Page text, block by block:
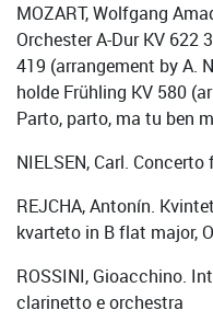
MOZART, Wolfgang
Orchester A-Dur KV 622
419 (arrangement by A.
holde Frühling KV 580
Parto, parto, ma tu ben
NIELSEN, Carl.
REJCHA, Antonín.
kvarteto in B flat major,
ROSSINI, Gioacchino.
clarinetto e orchestra